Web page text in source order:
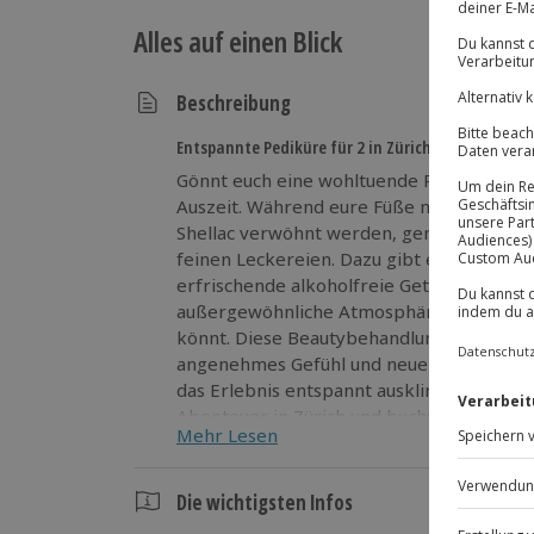
Alles auf einen Blick
Beschreibung
Entspannte Pediküre für 2 in Zürich
Gönnt euch eine wohltuende Pediküre in
Auszeit. Während eure Füße mit einer
Shellac verwöhnt werden, genießt ihr
feinen Leckereien. Dazu gibt es
erfrischende alkoholfreie Getränke. Das
außergewöhnliche Atmosphäre, in der ihr
könnt. Diese Beautybehandlung in Zürich
angenehmes Gefühl und neue Energie.
das Erlebnis entspannt ausklingen zu
Abenteuer in Zürich und bucht jetzt eure
Mehr Lesen
Die wichtigsten Infos